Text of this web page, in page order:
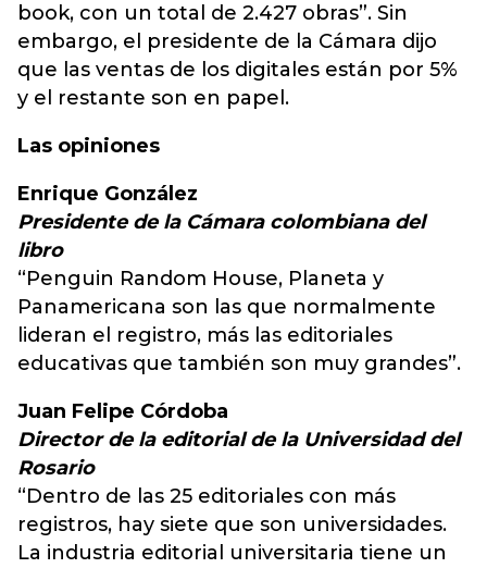
book, con un total de 2.427 obras”. Sin
embargo, el presidente de la Cámara dijo
que las ventas de los digitales están por 5%
y el restante son en papel.
Las opiniones
Enrique González
Presidente de la Cámara colombiana del
libro
“Penguin Random House, Planeta y
Panamericana son las que normalmente
lideran el registro, más las editoriales
educativas que también son muy grandes”.
Juan Felipe Córdoba
Director de la editorial de la Universidad del
Rosario
“Dentro de las 25 editoriales con más
registros, hay siete que son universidades.
La industria editorial universitaria tiene un